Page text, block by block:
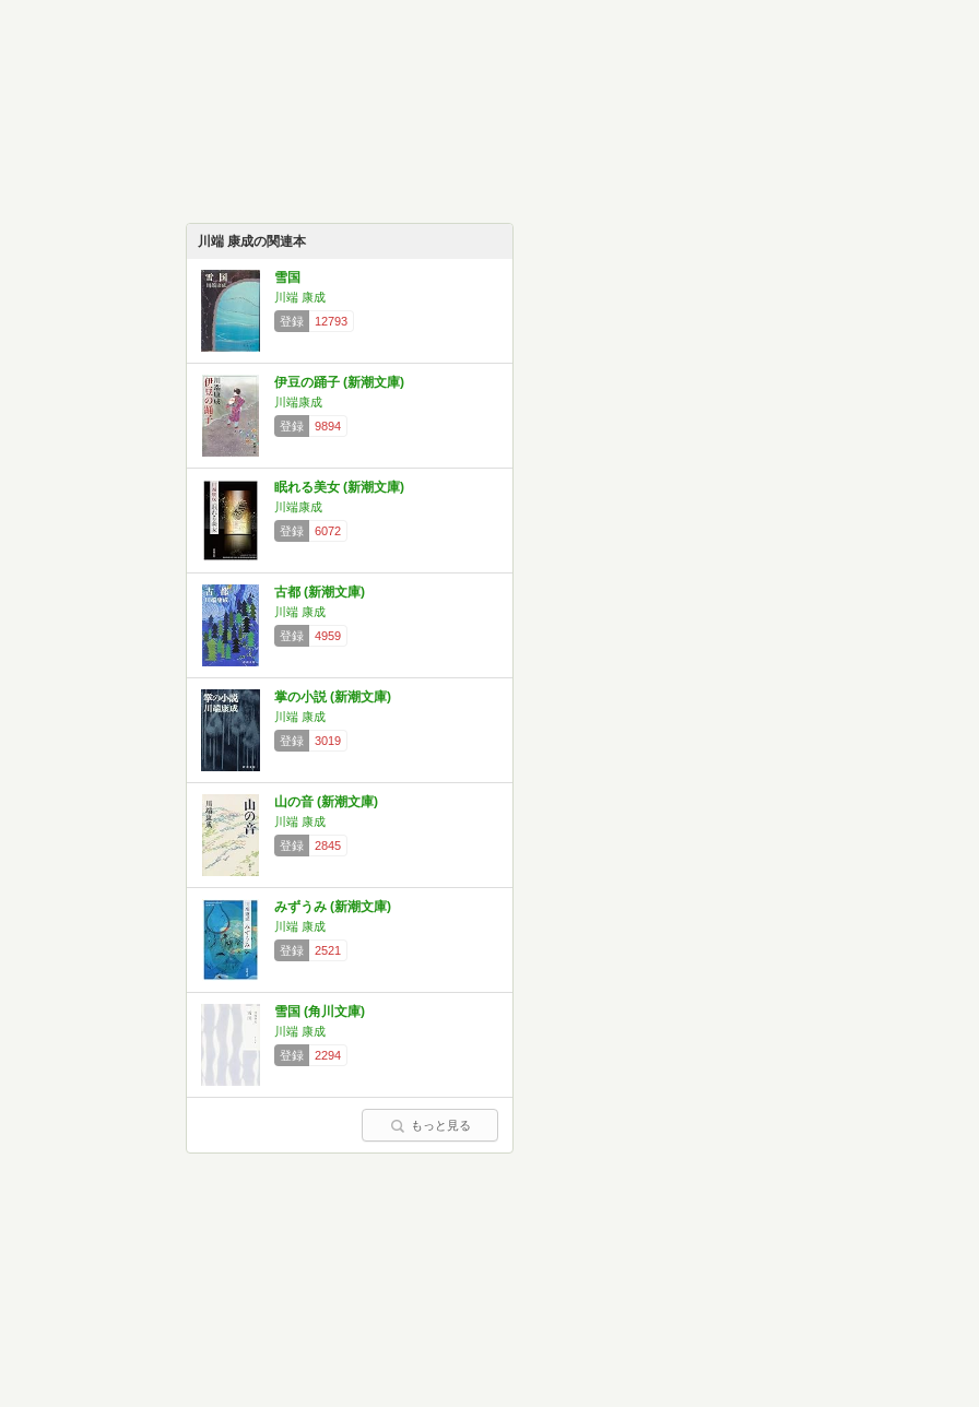
川端 康成の関連本
雪国
川端 康成
登録
12793
伊豆の踊子 (新潮文庫)
川端康成
登録
9894
眠れる美女 (新潮文庫)
川端康成
登録
6072
古都 (新潮文庫)
川端 康成
登録
4959
掌の小説 (新潮文庫)
川端 康成
登録
3019
山の音 (新潮文庫)
川端 康成
登録
2845
みずうみ (新潮文庫)
川端 康成
登録
2521
雪国 (角川文庫)
川端 康成
登録
2294
もっと見る